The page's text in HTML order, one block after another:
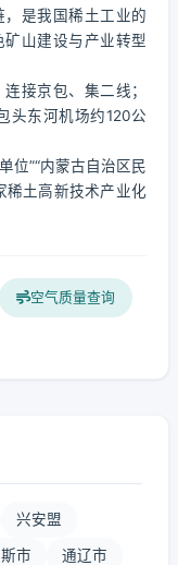
是我国稀土工业的
山建设与产业转型
接京包、集二线；
头东河机场约120公
位”“内蒙古自治区民
稀土高新技术产业化
空气质量查询
兴安盟
市 通辽市